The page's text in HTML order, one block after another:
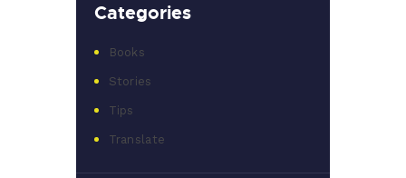
Categories
Books
Stories
Tips
Translate